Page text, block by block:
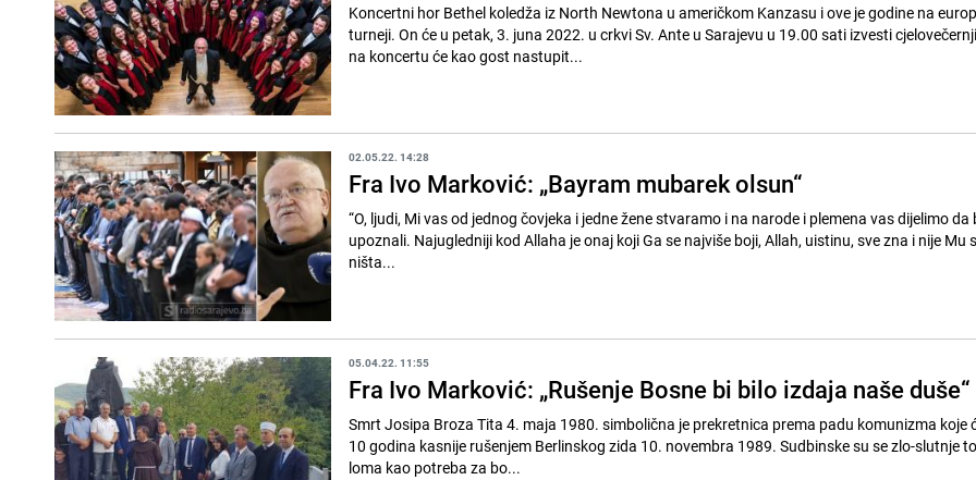
Koncertni hor Bethel koledža iz North Newtona u američkom Kanzasu i ove je godine na
turneji. On će u petak, 3. juna 2022. u crkvi Sv. Ante u Sarajevu u 19.00 sati izvesti
na koncertu će kao gost nastupit...
02.05.22. 14:28
Fra Ivo Marković: „Bayram mubarek olsun“
“O, ljudi, Mi vas od jednog čovjeka i jedne žene stvaramo i na narode i plemena vas dijelimo da
upoznali. Najugledniji kod Allaha je onaj koji Ga se najviše boji, Allah, uistinu, sve zna i nije Mu
ništa...
05.04.22. 11:55
Fra Ivo Marković: „Rušenje Bosne bi bilo izdaja naše duše“
Smrt Josipa Broza Tita 4. maja 1980. simbolična je prekretnica prema padu komunizma koje
10 godina kasnije rušenjem Berlinskog zida 10. novembra 1989. Sudbinske su se zlo-slutnje toga prije-
loma kao potreba za bo...